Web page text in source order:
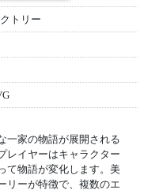
トリー
一家の物語が展開される
レイヤーはキャラクター
て物語が変化します。美
リーが特徴で、複数のエ